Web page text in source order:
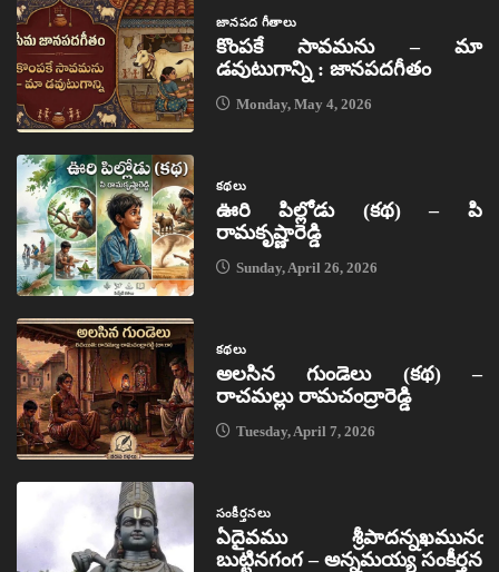
జానపద గీతాలు
కొంపకే సావమను – మా
డవుటుగాన్ని : జానపదగీతం
Monday, May 4, 2026
కథలు
ఊరి పిల్లోడు (కథ) – పి
రామకృష్ణారెడ్డి
Sunday, April 26, 2026
కథలు
అలసిన గుండెలు (కథ) –
రాచమల్లు రామచంద్రారెడ్డి
Tuesday, April 7, 2026
సంకీర్తనలు
ఏదైవము శ్రీపాదన్నఖమునఁ
బుట్టినగంగ – అన్నమయ్య సంకీర్తన